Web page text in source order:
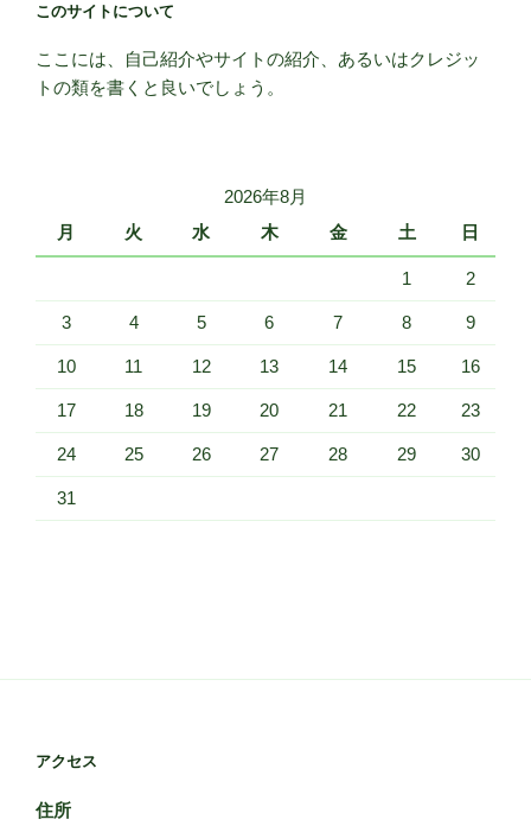
このサイトについて
ここには、自己紹介やサイトの紹介、あるいはクレジッ
トの類を書くと良いでしょう。
2026年8月
月
火 水 木 金 土 日
1 2
3 4 5 6 7 8 9
10 11 12 13 14 15 16
17 18 19 20 21 22 23
24 25 26 27 28 29 30
31
アクセス
住所